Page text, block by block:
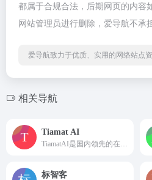
都属于合规合法，后期网页的内容
网站管理员进行删除，爱导航不承
爱导航致力于优质、实用的网络站点
相关导航
Tiamat AI
标智客